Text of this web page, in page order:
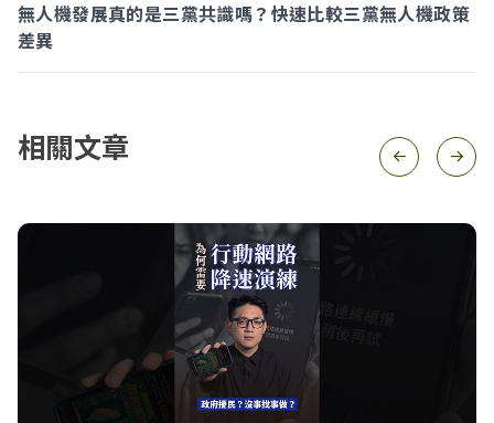
無人機發展真的是三黨共識嗎？快速比較三黨無人機政策
差異
相關文章